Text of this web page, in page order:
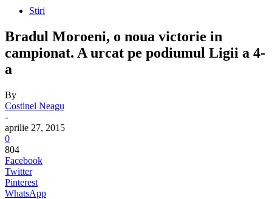
Stiri
Bradul Moroeni, o noua victorie in
campionat. A urcat pe podiumul Ligii a 4-
a
By
Costinel Neagu
-
aprilie 27, 2015
0
804
Facebook
Twitter
Pinterest
WhatsApp